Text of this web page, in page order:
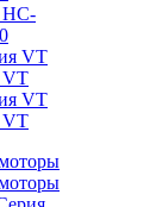
VT
VT